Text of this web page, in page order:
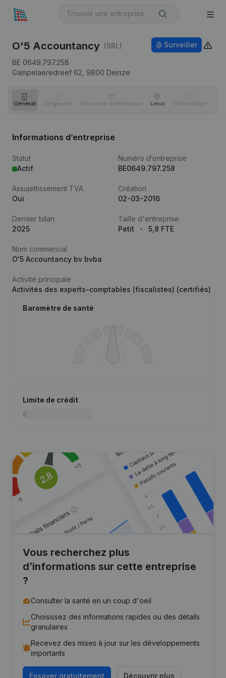
O'5 Accountancy (SRL)
BE 0649.797.258
Gampelaeredreef 62, 9800 Deinze
Surveiller
Général Dirigeants Structure d'entreprise Lieux Chronologie
Informations d’entreprise
Statut
Actif
Numéro d’entreprise
BE0649.797.258
Assujettissement TVA
Oui
Création
02-03-2016
Dernier bilan
2025
Taille d'entreprise
Petit
5,8 FTE
Nom commercial
O'5 Accountancy bv bvba
Activité principale
Activités des experts-comptables (fiscalistes) (certifiés)
Baromètre de santé
Limite de crédit
Vous recherchez plus
d’informations sur cette entreprise
?
Consulter la santé en un coup d'oeil
Choisissez des informations rapides ou des détails
granulaires
Recevez des mises à jour sur les développements
importants
Essayer gratuitement Découvrir plus